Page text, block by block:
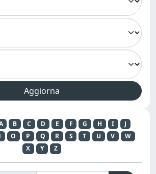
B C D E F G H I
J
O P Q R S T U V
W
X
Y Z